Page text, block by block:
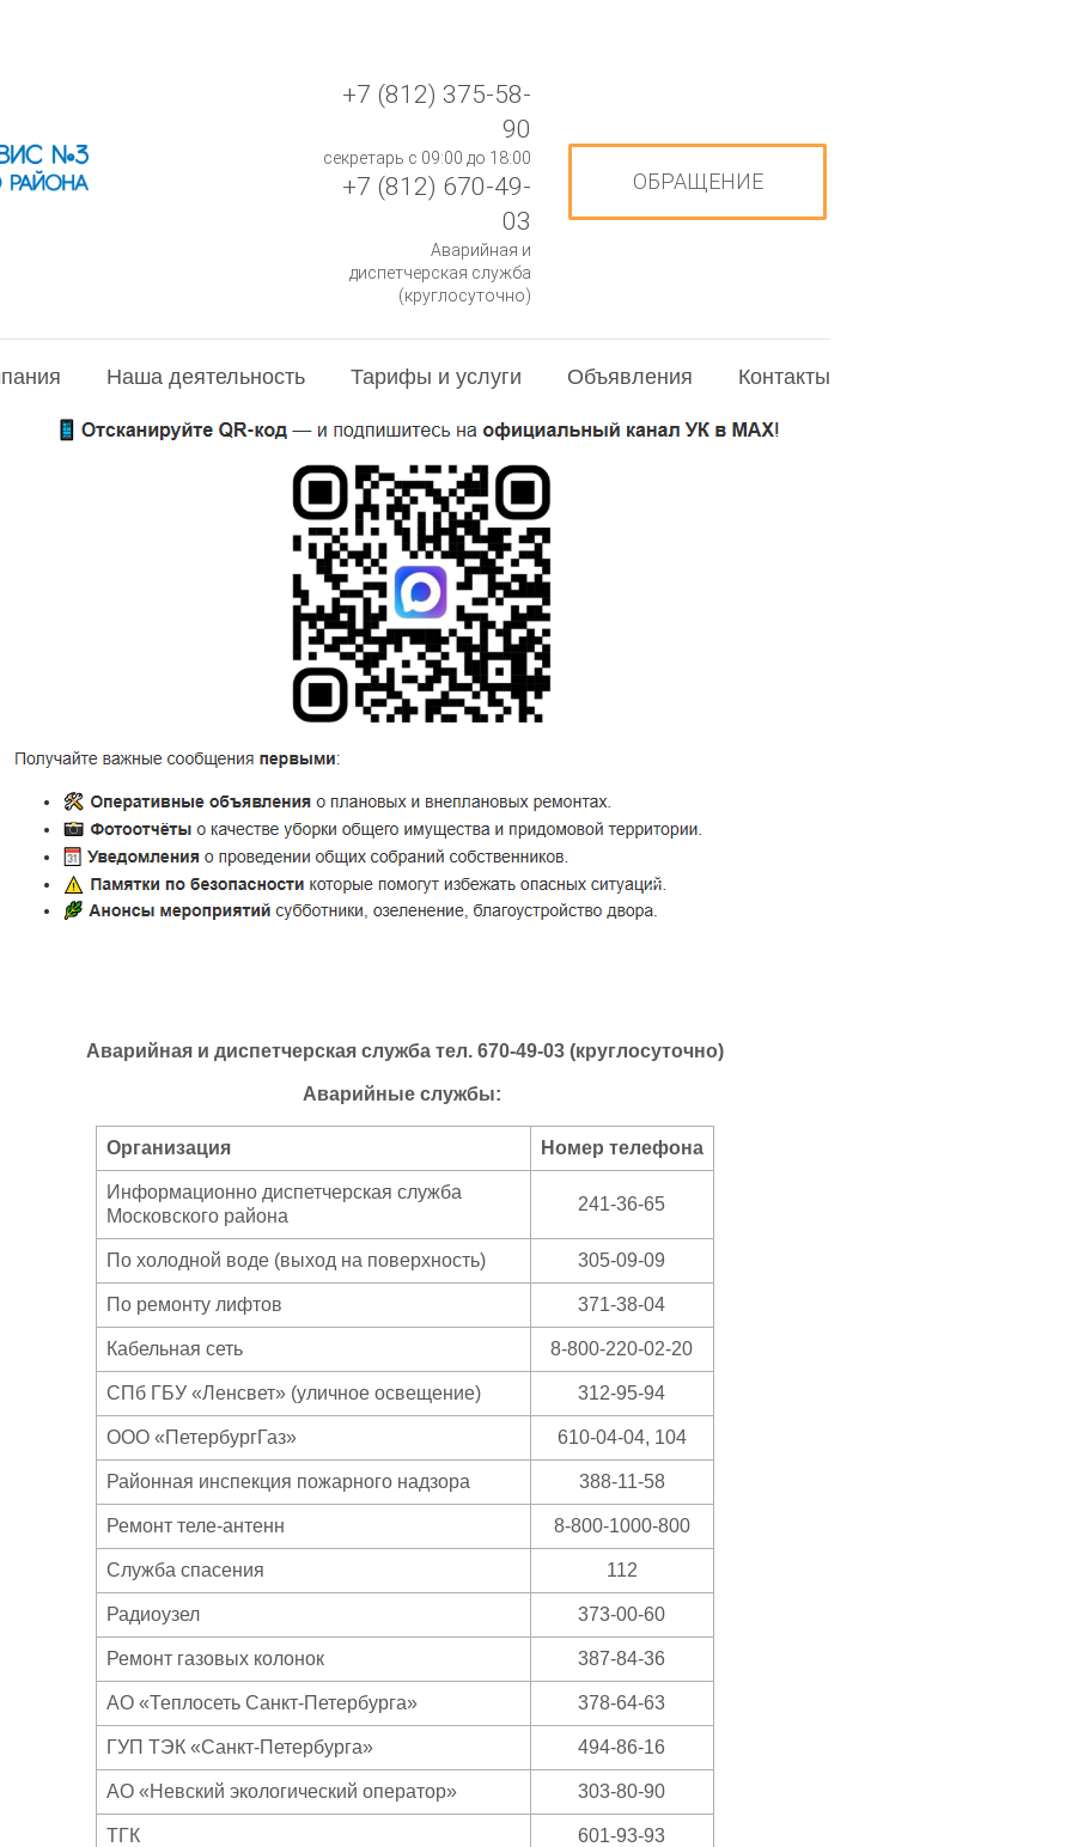
+7 (812) 375-58-
90
секретарь с 09:00 до 18:00
+7 (812) 670-49-
03
Аварийная и
диспетчерская служба
(круглосуточно)
ОБРАЩЕНИЕ
Наша деятельность Тарифы и услуги Объявления Контакты
Аварийная и диспетчерская служба тел. 670-49-03 (круглосуточно)
Аварийные службы:
Организация Номер телефона
Информационно диспетчерская служба
Московского района
241-36-65
По холодной воде (выход на поверхность) 305-09-09
По ремонту лифтов 371-38-04
Кабельная сеть 8-800-220-02-20
СПб ГБУ «Ленсвет» (уличное освещение) 312-95-94
ООО «ПетербургГаз» 610-04-04, 104
Районная инспекция пожарного надзора 388-11-58
Ремонт теле-антенн 8-800-1000-800
Служба спасения 112
Радиоузел 373-00-60
Ремонт газовых колонок 387-84-36
АО «Теплосеть Санкт-Петербурга» 378-64-63
ГУП ТЭК «Санкт-Петербурга» 494-86-16
АО «Невский экологический оператор» 303-80-90
ТГК 601-93-93